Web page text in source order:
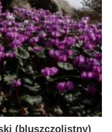
(bluszczolistny)